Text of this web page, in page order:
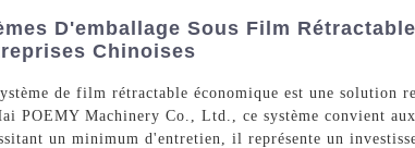
D'emballage Sous Film
Chinoises
de film rétractable économique est une solution
POEMY Machinery Co., Ltd., ce système convient
un minimum d'entretien, il représente un